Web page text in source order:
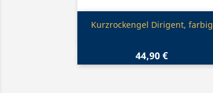
Vorschau
Kurzrockengel Dirigent, farbig
44,90 €